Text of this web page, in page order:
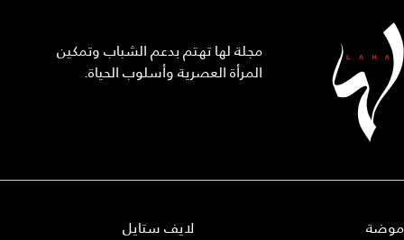
مجلة لها تهتم بدعم الشباب وتمكين
المرأة العصرية وأسلوب الحياة.
موضة
لايف ستايل